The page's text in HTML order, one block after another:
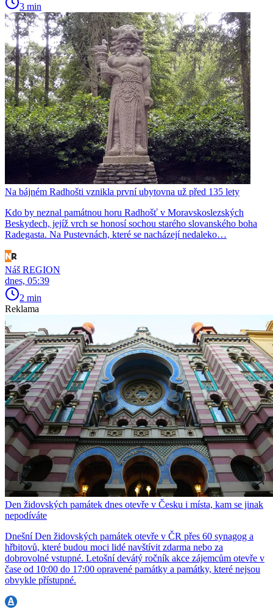
3 min
Na bájném Radhošti vznikla první ubytovna už před 135 lety
Kdo by neznal památnou horu Radhošť v Moravskoslezských
Beskydech, jejíž vrch se honosí sochou starého slovanského boha
Radegasta. Na Pustevnách, které se nacházejí nedaleko…
Náš REGION
dnes, 05:39
2 min
Reklama
Den židovských památek dnes otevře v Česku i místa, kam se jinak
nepodíváte
Dnešní Den židovských památek otevře v ČR přes 60 synagog a
hřbitovů, které budou moci lidé navštívit zdarma nebo za
dobrovolné vstupné. Letošní devátý ročník akce zájemcům otevře v
čase od 10:00 do 17:00 opravené památky a památky, které nejsou
obvykle přístupné.